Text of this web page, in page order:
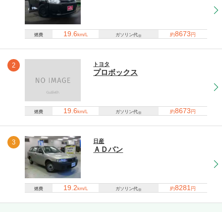
燃費 19.6km/L ガソリン代※ 約8673円
2 トヨタ
プロボックス
燃費 19.6km/L ガソリン代※ 約8673円
3 日産
ＡＤバン
燃費 19.2km/L ガソリン代※ 約8281 円